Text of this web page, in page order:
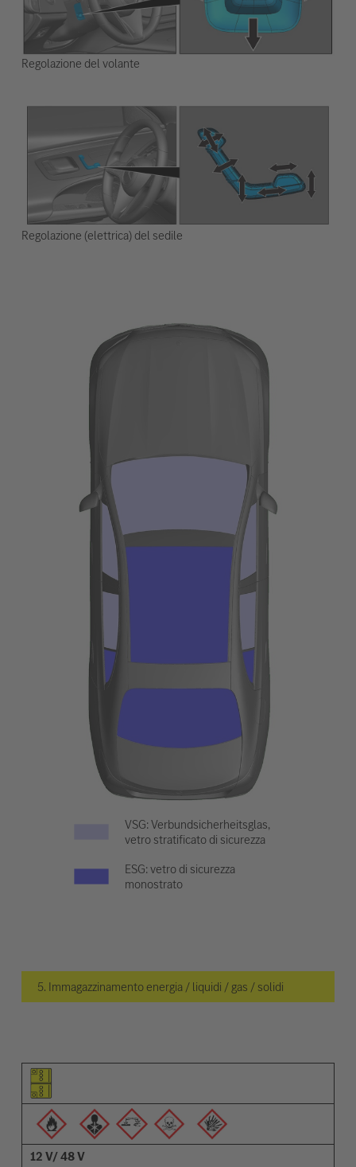
Regolazione del volante
Regolazione (elettrica) del sedile
VSG: Verbundsicherheitsglas,
vetro stratificato di sicurezza
ESG: vetro di sicurezza
monostrato
5. Immagazzinamento energia / liquidi / gas / solidi
Pittogramma dell'elemento
Pittogrammi degli avvisi
Descrizione
12 V/ 48 V